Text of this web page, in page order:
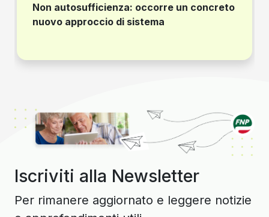
Non autosufficienza: occorre un concreto
nuovo approccio di sistema
Iscriviti alla Newsletter
Per rimanere aggiornato e leggere notizie